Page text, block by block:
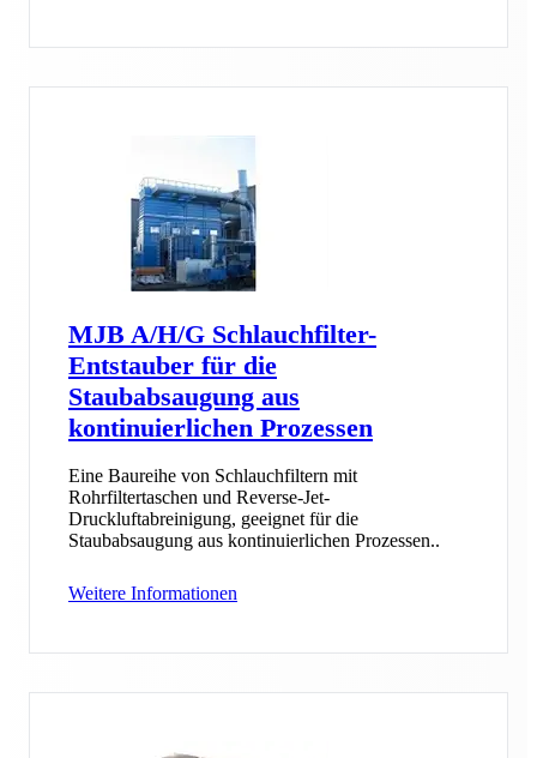
MJB A/H/G Schlauchfilter-
Entstauber für die
Staubabsaugung aus
kontinuierlichen Prozessen
Eine Baureihe von Schlauchfiltern mit
Rohrfiltertaschen und Reverse-Jet-
Druckluftabreinigung, geeignet für die
Staubabsaugung aus kontinuierlichen Prozessen..
Weitere Informationen